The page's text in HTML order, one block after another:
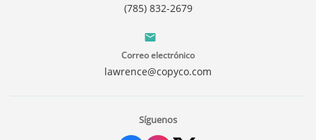
(785) 832-2679
Correo electrónico
lawrence@copyco.com
Síguenos